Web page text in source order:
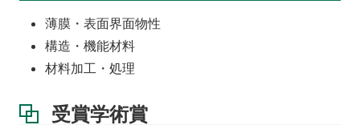
薄膜・表面界面物性
構造・機能材料
材料加工・処理
受賞学術賞